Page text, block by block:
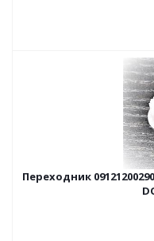
Переходник